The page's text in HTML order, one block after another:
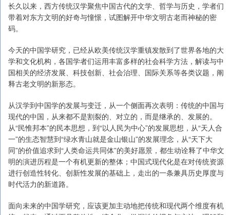
长久以来，西方传统汉学聚焦中国古代的文学、哲学与历史，学者们
带着对东方文明的好奇与憧憬，试图解开中华文明古老而神秘的密
码。
今天的中国学研究，已经从欧美传统汉学重镇发散到了世界各地的大
学和文化机构，各国学者们运用丰富多样的社会科学方法，解读与中
国相关的经济发展、科技创新、社会治理、国际关系等各类议题，阐
释古老文明的新形态。
从汉学到中国学的发展与变迁，从一个侧面再次表明：传统的中国与
现代的中国，从来都不是割裂的、对立的，而是继承的、发展的。
从“民惟邦本”的民本思想，到“以人民为中心”的发展思想，从“天人合
一”的生态智慧到“绿水青山就是金山银山”的发展理念，从“天下大
同”的价值追求到“人类命运共同体”的美好愿景，都生动诠释了中华文
明的演进历程是一个有机更新的整体；中国式现代化是在对传统资源
进行创造性转化、创新性发展的基础上，走出的一条兼具历史厚度与
时代活力的新道路。
面向未来的中国学研究，应该更加主动地把传统和现代两个维度有机